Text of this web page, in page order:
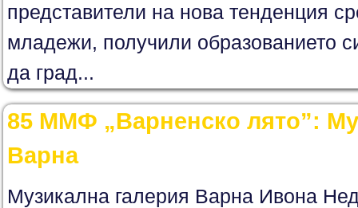
представители на нова тенденция
младежи, получили образованието
да град...
85 ММФ „Варненско лято”:
Варна
Музикална галерия Варна Ивона